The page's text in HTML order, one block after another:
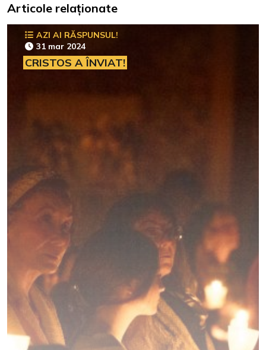
Articole relaționate
AZI AI RĂSPUNSUL!
31 mar 2024
CRISTOS A ÎNVIAT!